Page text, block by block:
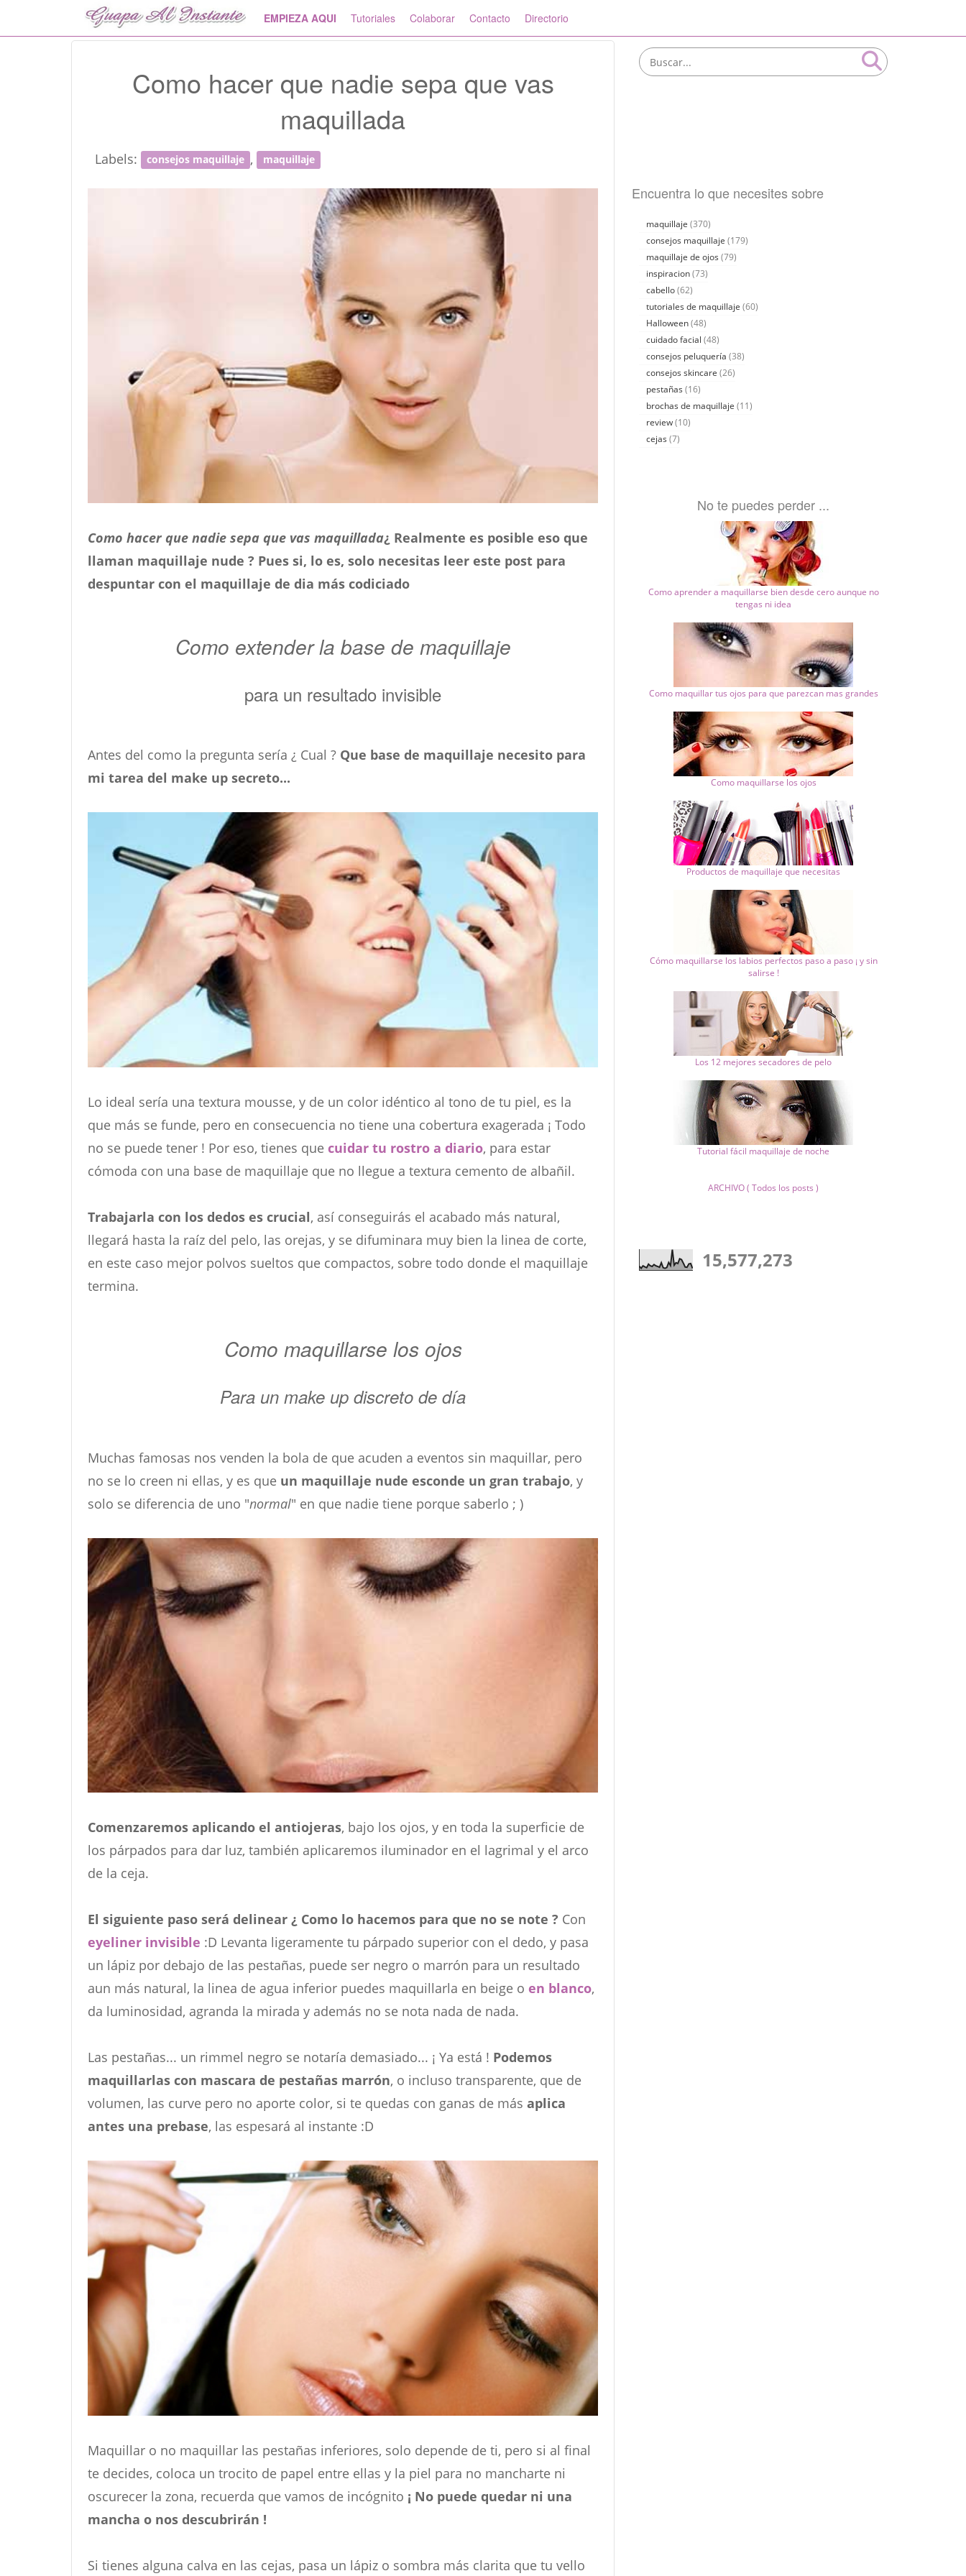
EMPIEZA AQUI Tutoriales Colaborar Contacto Directorio
Como hacer que nadie sepa que vas
maquillada
Labels: consejos maquillaje , maquillaje
Como hacer que nadie sepa que vas maquillada¿ Realmente es posible eso que
llaman maquillaje nude ? Pues si, lo es, solo necesitas leer este post para
despuntar con el maquillaje de dia más codiciado
Como extender la base de maquillaje
para un resultado invisible
Antes del como la pregunta sería ¿ Cual ? Que base de maquillaje necesito para
mi tarea del make up secreto...
Lo ideal sería una textura mousse, y de un color idéntico al tono de tu piel, es la
que más se funde, pero en consecuencia no tiene una cobertura exagerada ¡ Todo
no se puede tener ! Por eso, tienes quecuidar tu rostro a diario, para estar
cómoda con una base de maquillaje que no llegue a textura cemento de albañil.
Trabajarla con los dedos es crucial, así conseguirás el acabado más natural,
llegará hasta la raíz del pelo, las orejas, y se difuminara muy bien la linea de corte,
en este caso mejor polvos sueltos que compactos, sobre todo donde el maquillaje
termina.
Como maquillarse los ojos
Para un make up discreto de día
Muchas famosas nos venden la bola de que acuden a eventos sin maquillar, pero
no se lo creen ni ellas, y es que un maquillaje nude esconde un gran trabajo, y
solo se diferencia de uno "normal" en que nadie tiene porque saberlo ; )
Comenzaremos aplicando el antiojeras, bajo los ojos, y en toda la superficie de
los párpados para dar luz, también aplicaremos iluminador en el lagrimal y el arco
de la ceja.
El siguiente paso será delinear ¿ Como lo hacemos para que no se note ? Con
eyeliner invisible :D Levanta ligeramente tu párpado superior con el dedo, y pasa
un lápiz por debajo de las pestañas, puede ser negro o marrón para un resultado
aun más natural, la linea de agua inferior puedes maquillarla en beige oen blanco,
da luminosidad, agranda la mirada y además no se nota nada de nada.
Las pestañas... un rimmel negro se notaría demasiado... ¡ Ya está ! Podemos
maquillarlas con mascara de pestañas marrón, o incluso transparente, que de
volumen, las curve pero no aporte color, si te quedas con ganas de másaplica
antes una prebase, las espesará al instante :D
Maquillar o no maquillar las pestañas inferiores, solo depende de ti, pero si al final
te decides, coloca un trocito de papel entre ellas y la piel para no mancharte ni
oscurecer la zona, recuerda que vamos de incógnito ¡ No puede quedar ni una
mancha o nos descubrirán !
Si tienes alguna calva en las cejas, pasa un lápiz o sombra más clarita que tu vello
Encuentra lo que necesites sobre
maquillaje (370)
consejos maquillaje (179)
maquillaje de ojos (79)
inspiracion(73)
cabello(62)
tutoriales de maquillaje (60)
Halloween(48)
cuidado facial (48)
consejos peluquería (38)
consejos skincare (26)
pestañas (16)
brochas de maquillaje (11)
review(10)
cejas (7)
No te puedes perder ...
Como aprender a maquillarse bien desde cero aunque no
tengas ni idea
Como maquillar tus ojos para que parezcan mas grandes
Como maquillarse los ojos
Productos de maquillaje que necesitas
Cómo maquillarse los labios perfectos paso a paso ¡ y sin
salirse !
Los 12 mejores secadores de pelo
Tutorial fácil maquillaje de noche
ARCHIVO ( Todos los posts )
15,577,273